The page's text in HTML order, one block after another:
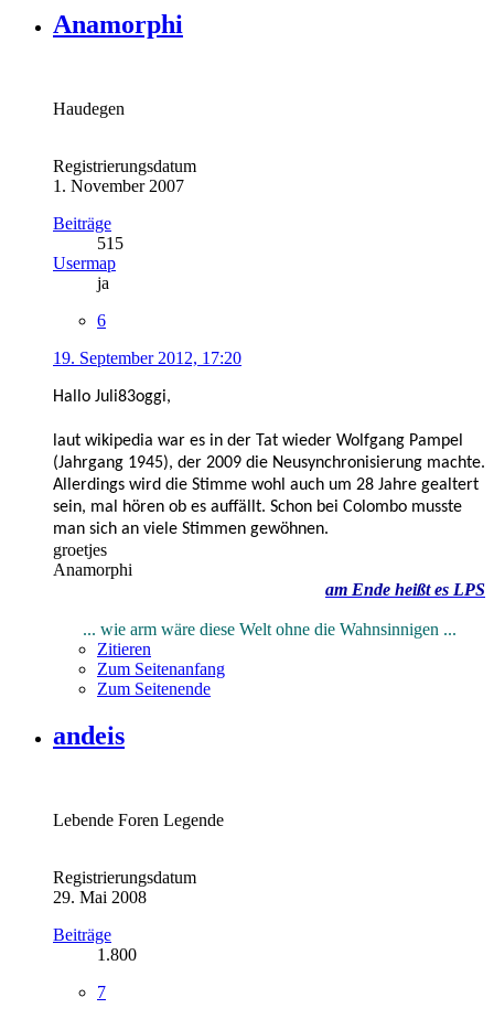
Anamorphi
Haudegen
Registrierungsdatum
1. November 2007
Beiträge
515
Usermap
ja
6
19. September 2012, 17:20
Hallo Juli83oggi,
laut wikipedia war es in der Tat wieder Wolfgang Pampel
(Jahrgang 1945), der 2009 die Neusynchronisierung machte.
Allerdings wird die Stimme wohl auch um 28 Jahre gealtert
sein, mal hören ob es auffällt. Schon bei Colombo musste
man sich an viele Stimmen gewöhnen.
groetjes
Anamorphi
am Ende heißt es LPS
... wie arm wäre diese Welt ohne die Wahnsinnigen ...
Zitieren
Zum Seitenanfang
Zum Seitenende
andeis
Lebende Foren Legende
Registrierungsdatum
29. Mai 2008
Beiträge
1.800
7